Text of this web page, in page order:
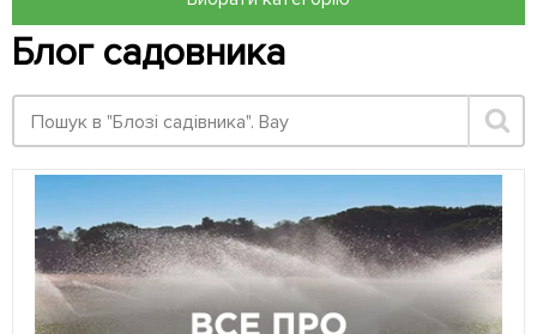
Блог садовника